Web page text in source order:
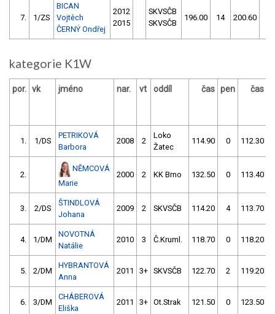
7. 1/ZS
BICAN
Vojtěch
ČERNÝ Ondřej
2012
2015
SKVSČB
SKVSČB
196.00 14 200.60
kategorie K1W
por. vk jméno nar. vt oddíl čas pen čas
1. 1/DS
PETRIKOVÁ
Barbora
2008 2
Loko
Žatec
114.90 0 112.30
2.
NĚMCOVÁ
Marie
2000 2 KK Brno 132.50 0 113.40
3. 2/DS
ŠTINDLOVÁ
Johana
2009 2 SKVSČB 114.20 4 113.70
4. 1/DM
NOVOTNÁ
Natálie
2010 3 Č.Kruml. 118.70 0 118.20
5. 2/DM
HYBRANTOVÁ
Anna
2011 3+ SKVSČB 122.70 2 119.20
6. 3/DM
CHÁBEROVÁ
Eliška
2011 3+ Ot.Strak 121.50 0 123.50